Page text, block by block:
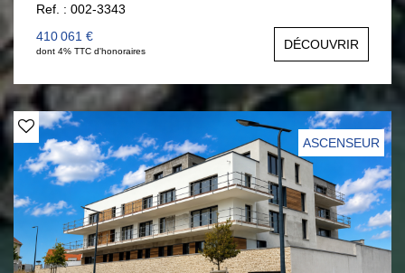
supplément : 26 000 €
Ref. : 002-3343
410 061 €
dont 4% TTC d'honoraires DÉCOUVRIR
ASCENSEUR